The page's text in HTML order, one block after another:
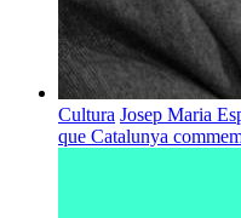
Cultura Josep Maria
que Catalunya